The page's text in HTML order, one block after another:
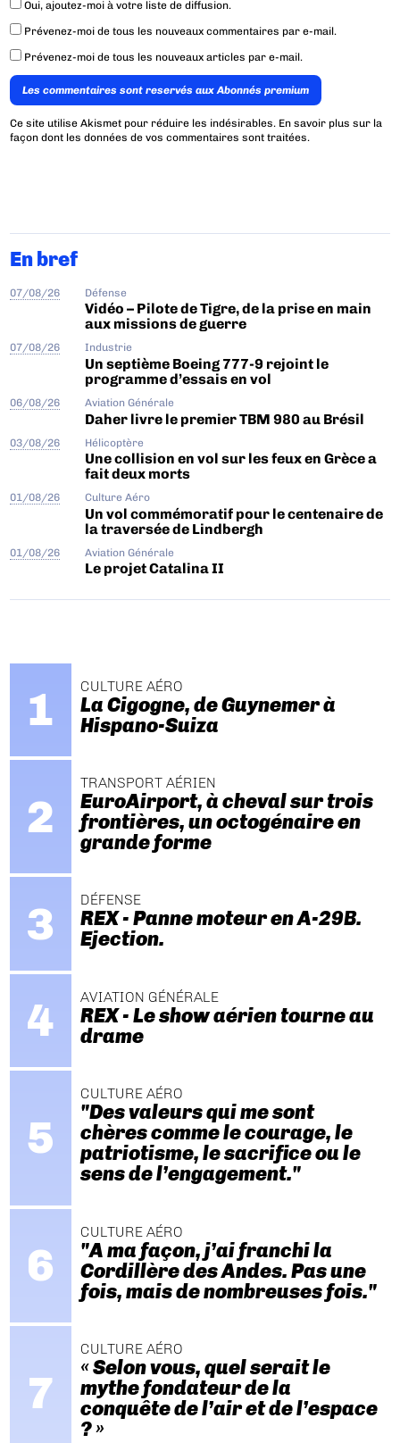
Oui, ajoutez-moi à votre liste de diffusion.
Prévenez-moi de tous les nouveaux commentaires par e-mail.
Prévenez-moi de tous les nouveaux articles par e-mail.
Les commentaires sont reservés aux Abonnés premium
Ce site utilise Akismet pour réduire les indésirables. En savoir plus sur la
façon dont les données de vos commentaires sont traitées.
En bref
07/08/26 Défense
Vidéo – Pilote de Tigre, de la prise en main
aux missions de guerre
07/08/26 Industrie
Un septième Boeing 777-9 rejoint le
programme d’essais en vol
06/08/26 Aviation Générale
Daher livre le premier TBM 980 au Brésil
03/08/26 Hélicoptère
Une collision en vol sur les feux en Grèce a
fait deux morts
01/08/26 Culture Aéro
Un vol commémoratif pour le centenaire de
la traversée de Lindbergh
01/08/26 Aviation Générale
Le projet Catalina II
CULTURE AÉRO
La Cigogne, de Guynemer à
Hispano-Suiza
TRANSPORT AÉRIEN
EuroAirport, à cheval sur trois
frontières, un octogénaire en
grande forme
DÉFENSE
REX - Panne moteur en A-29B.
Ejection.
AVIATION GÉNÉRALE
REX - Le show aérien tourne au
drame
CULTURE AÉRO
"Des valeurs qui me sont
chères comme le courage, le
patriotisme, le sacrifice ou le
sens de l’engagement."
CULTURE AÉRO
"A ma façon, j’ai franchi la
Cordillère des Andes. Pas une
fois, mais de nombreuses fois."
CULTURE AÉRO
« Selon vous, quel serait le
mythe fondateur de la
conquête de l’air et de l’espace
? »